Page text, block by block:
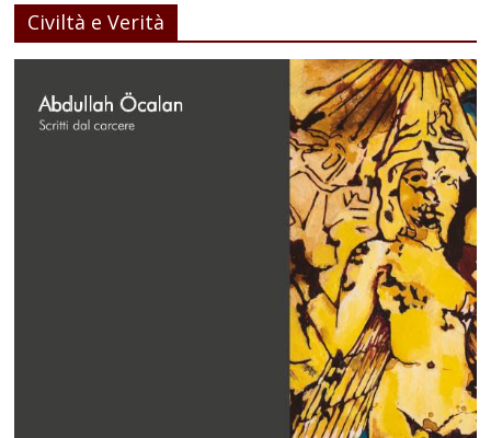
Civiltà e Verità